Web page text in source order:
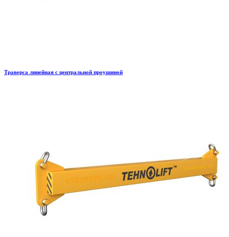
Траверса линейная с центральной проушиной